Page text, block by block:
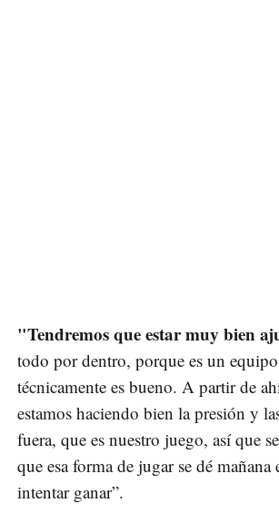
"Tendremos que estar muy bien
todo por dentro, porque es un
técnicamente es bueno. A partir de
estamos haciendo bien la presión y
fuera, que es nuestro juego, así que
que esa forma de jugar se dé mañana
intentar ganar”.